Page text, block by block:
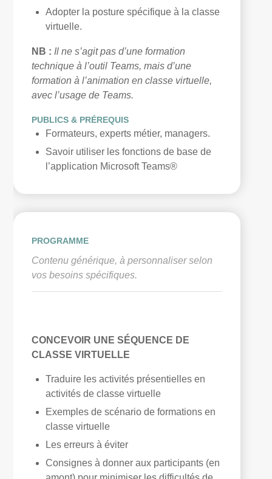
Adopter la posture spécifique à la classe
virtuelle.
NB : Il ne s’agit pas d’une formation
technique à l’outil Teams, mais d’une
formation à l’animation en classe virtuelle,
avec l’usage de Teams.
PUBLICS & PRÉREQUIS
Formateurs, experts métier, managers.
Savoir utiliser les fonctions de base de
l’application Microsoft Teams®
PROGRAMME
Contenu générique, à personnaliser selon
vos besoins spécifiques.
CONCEVOIR UNE SÉQUENCE DE
CLASSE VIRTUELLE
Traduire les activités présentielles en
activités de classe virtuelle
Exemples de scénario de formations en
classe virtuelle
Les erreurs à éviter
Consignes à donner aux participants (en